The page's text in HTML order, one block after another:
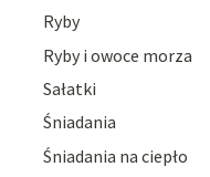
Ryby
Ryby i owoce morza
Sałatki
Śniadania
Śniadania na ciepło